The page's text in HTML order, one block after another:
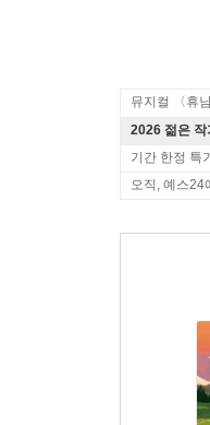
2026 젊은 작
기간 한정 특
오직, 예스24